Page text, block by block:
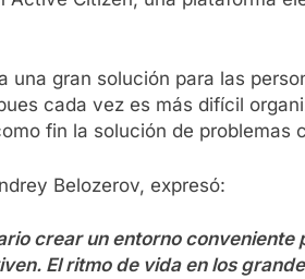
una gran solución para las
cada vez es más difícil
fin la solución de problemas
Belozerov, expresó:
crear un entorno
El ritmo de vida en los